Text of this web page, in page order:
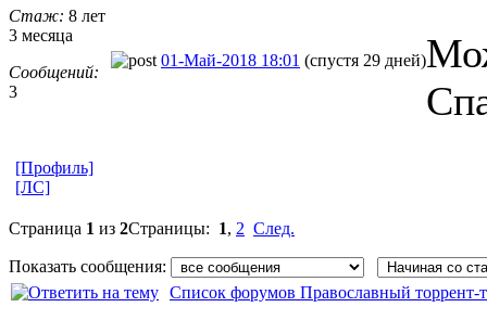
Стаж: 8 лет
3 месяца
Сообщений:
3
01-Май-2018 18:01 (спустя 29 дней)
[Профиль]
[ЛС]
Страница 1 из 2Страницы: 1, 2 След.
Показать сообщения:
Список форумов Православный торрент-